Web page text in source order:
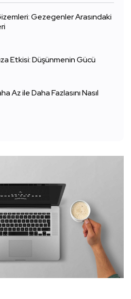
Gezegenler Arasındaki
Etkisi: Düşünmenin Gücü
Az ile Daha Fazlasını Nasıl